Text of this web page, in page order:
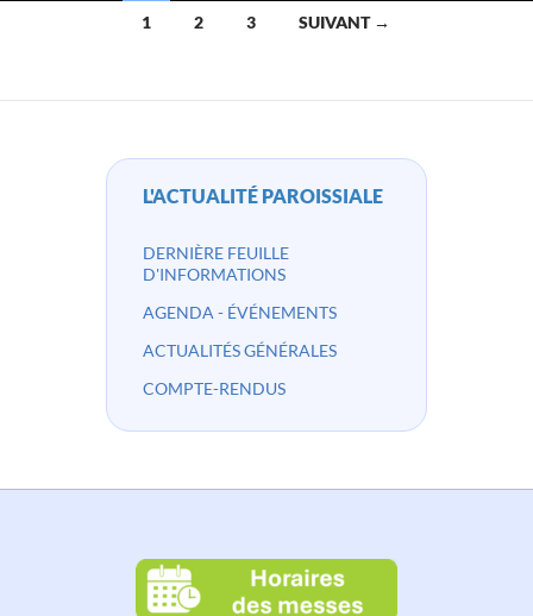
Navigation
articles
1 2 3 SUIVANT →
L'ACTUALITÉ PAROISSIALE
DERNIÈRE FEUILLE
D'INFORMATIONS
AGENDA - ÉVÉNEMENTS
ACTUALITÉS GÉNÉRALES
COMPTE-RENDUS